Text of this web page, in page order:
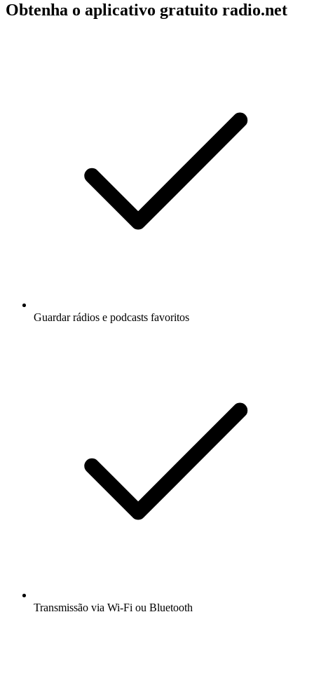
Obtenha o aplicativo gratuito radio.net
Guardar rádios e podcasts favoritos
Transmissão via Wi-Fi ou Bluetooth